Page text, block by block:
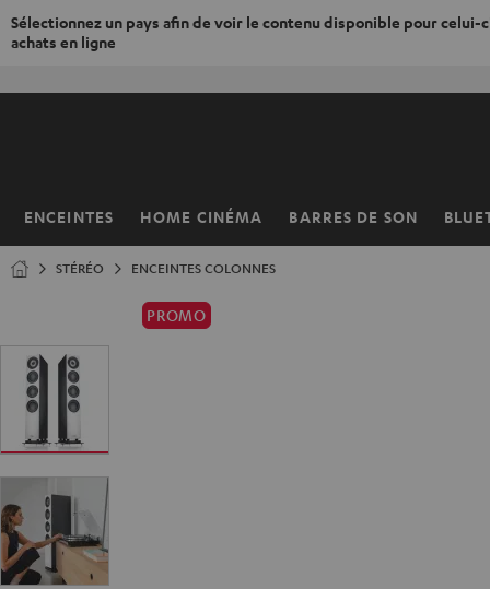
Sélectionnez un pays afin de voir le contenu disponible pour celui-
achats en ligne
ENCEINTES HOME CINÉMA BARRES DE SON
Page
STÉRÉO ENCEINTES COLONNES
PROMO